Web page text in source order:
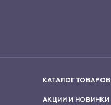
КАТАЛОГ ТОВАРОВ
АКЦИИ И НОВИНКИ